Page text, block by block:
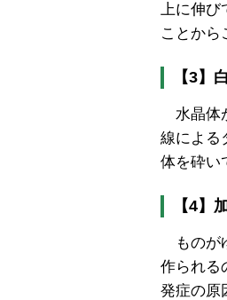
上に伸び
ことから
【3】
水晶体
線による
体を砕い
【4】
ものが
作られる
発症の原